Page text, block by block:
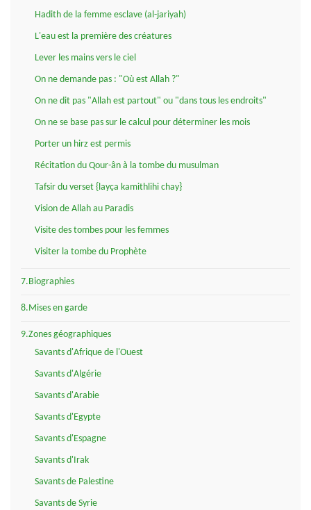
Hadith de la femme esclave (al-jariyah)
L'eau est la première des créatures
Lever les mains vers le ciel
On ne demande pas : "Où est Allah ?"
On ne dit pas "Allah est partout" ou "dans tous les endroits"
On ne se base pas sur le calcul pour déterminer les mois
Porter un hirz est permis
Récitation du Qour-ân à la tombe du musulman
Tafsir du verset {layça kamithlihi chay}
Vision de Allah au Paradis
Visite des tombes pour les femmes
Visiter la tombe du Prophète
7.Biographies
8.Mises en garde
9.Zones géographiques
Savants d'Afrique de l'Ouest
Savants d'Algérie
Savants d'Arabie
Savants d'Egypte
Savants d'Espagne
Savants d'Irak
Savants de Palestine
Savants de Syrie